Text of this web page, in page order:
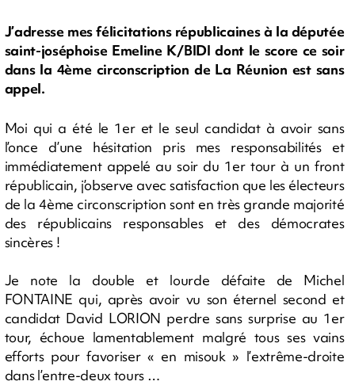
J’adresse mes félicitations républicaines à la députée
saint-joséphoise Emeline K/BIDI dont le score ce soir
dans la 4ème circonscription de La Réunion est sans
appel.
Moi qui a été le 1er et le seul candidat à avoir sans
l’once d’une hésitation pris mes responsabilités et
immédiatement appelé au soir du 1er tour à un front
républicain, j’observe avec satisfaction que les électeurs
de la 4ème circonscription sont en très grande majorité
des républicains responsables et des démocrates
sincères !
Je note la double et lourde défaite de Michel
FONTAINE qui, après avoir vu son éternel second et
candidat David LORION perdre sans surprise au 1er
tour, échoue lamentablement malgré tous ses vains
efforts pour favoriser « en misouk » l’extrême-droite
dans l’entre-deux tours …